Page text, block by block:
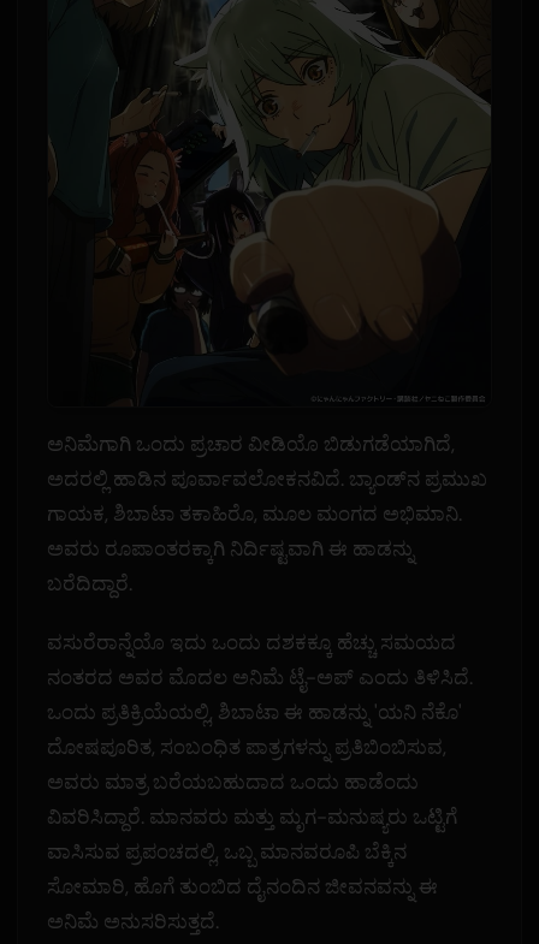
ಅನಿಮೆಗಾಗಿ ಒಂದು ಪ್ರಚಾರ ವೀಡಿಯೊ ಬಿಡುಗಡೆಯಾಗಿದೆ,
ಅದರಲ್ಲಿ ಹಾಡಿನ ಪೂರ್ವಾವಲೋಕನವಿದೆ. ಬ್ಯಾಂಡ್‌ನ ಪ್ರಮುಖ
ಗಾಯಕ, ಶಿಬಾಟಾ ತಕಾಹಿರೊ, ಮೂಲ ಮಂಗದ ಅಭಿಮಾನಿ.
ಅವರು ರೂಪಾಂತರಕ್ಕಾಗಿ ನಿರ್ದಿಷ್ಟವಾಗಿ ಈ ಹಾಡನ್ನು
ಬರೆದಿದ್ದಾರೆ.
ವಸುರೆರಾನ್ನೆಯೊ ಇದು ಒಂದು ದಶಕಕ್ಕೂ ಹೆಚ್ಚು ಸಮಯದ
ನಂತರದ ಅವರ ಮೊದಲ ಅನಿಮೆ ಟೈ-ಅಪ್ ಎಂದು ತಿಳಿಸಿದೆ.
ಒಂದು ಪ್ರತಿಕ್ರಿಯೆಯಲ್ಲಿ, ಶಿಬಾಟಾ ಈ ಹಾಡನ್ನು 'ಯನಿ ನೆಕೊ'
ದೋಷಪೂರಿತ, ಸಂಬಂಧಿತ ಪಾತ್ರಗಳನ್ನು ಪ್ರತಿಬಿಂಬಿಸುವ,
ಅವರು ಮಾತ್ರ ಬರೆಯಬಹುದಾದ ಒಂದು ಹಾಡೆಂದು
ವಿವರಿಸಿದ್ದಾರೆ. ಮಾನವರು ಮತ್ತು ಮೃಗ-ಮನುಷ್ಯರು ಒಟ್ಟಿಗೆ
ವಾಸಿಸುವ ಪ್ರಪಂಚದಲ್ಲಿ, ಒಬ್ಬ ಮಾನವರೂಪಿ ಬೆಕ್ಕಿನ
ಸೋಮಾರಿ, ಹೊಗೆ ತುಂಬಿದ ದೈನಂದಿನ ಜೀವನವನ್ನು ಈ
ಅನಿಮೆ ಅನುಸರಿಸುತ್ತದೆ.